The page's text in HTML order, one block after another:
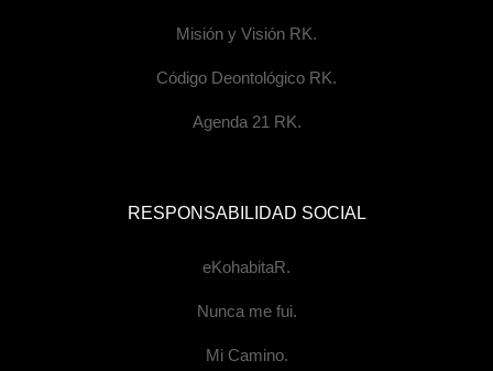
Misión y Visión RK.
Código Deontológico RK.
Agenda 21 RK.
RESPONSABILIDAD SOCIAL
eKohabitaR.
Nunca me fui.
Mi Camino.